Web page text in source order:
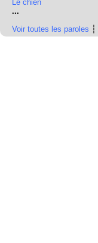
Le chien
...
Voir toutes les paroles ┆